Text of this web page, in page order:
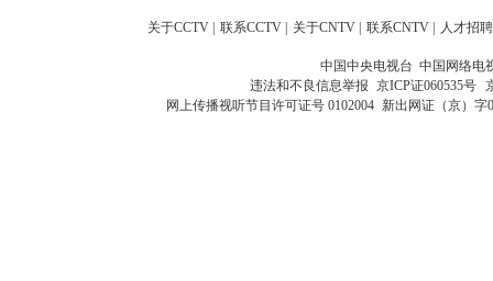
关于CCTV 联系CCTV 关于CNTV 联系CNTV 人才招聘
中国中央电视台 中国网络电
违法和不良信息举报 京ICP证060535号
网上传播视听节目许可证号 0102004 新出网证（京）